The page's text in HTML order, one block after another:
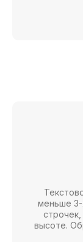
меньше 3-
высоте.